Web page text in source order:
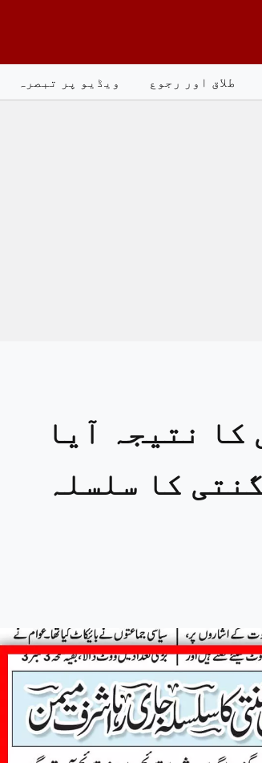
طلاق اور رجوع ویڈیو پر تبصرہ
نتیجہ آیا
کا سلسلہ